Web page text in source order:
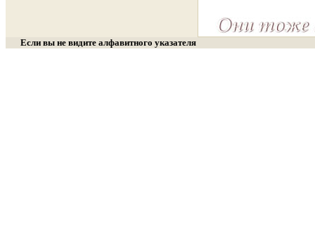
Если вы не видите алфавитного указателя